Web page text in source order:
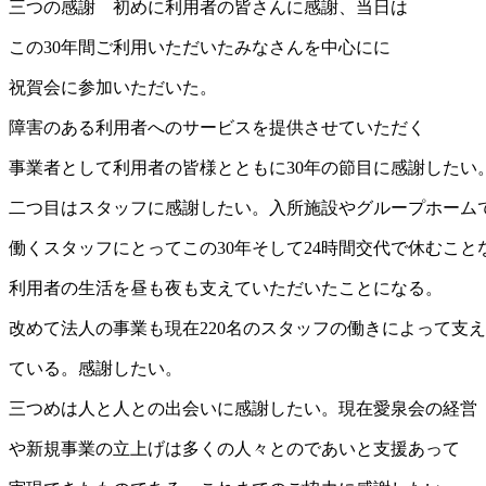
三つの感謝 初めに利用者の皆さんに感謝、当日は
この30年間ご利用いただいたみなさんを中心にに
祝賀会に参加いただいた。
障害のある利用者へのサービスを提供させていただく
事業者として利用者の皆様とともに30年の節目に感謝したい。
二つ目はスタッフに感謝したい。入所施設やグループホーム
働くスタッフにとってこの30年そして24時間交代で休むこと
利用者の生活を昼も夜も支えていただいたことになる。
改めて法人の事業も現在220名のスタッフの働きによって支
ている。感謝したい。
三つめは人と人との出会いに感謝したい。現在愛泉会の経営
や新規事業の立上げは多くの人々とのであいと支援あって